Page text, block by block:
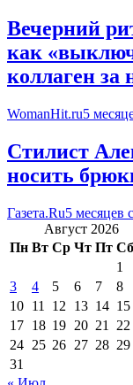
Вечерний
как
коллаген за
WomanHit.ru5
Стилист
носить
Газета.Ru5 месяцев
Август 2026
Пн Вт Ср Чт Пт Сб
1
3
4 5 6 7 8
10 11 12 13 14 15
17 18 19 20 21 22
24 25 26 27 28 29
31